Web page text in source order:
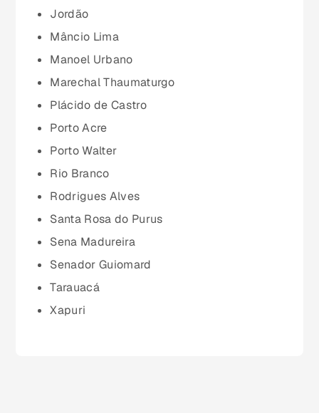
Paraíba (PB)
Paraná (PR)
Jordão
Mâncio Lima
Manoel Urbano
Marechal Thaumaturgo
Plácido de Castro
Porto Acre
Porto Walter
Rio Branco
Rodrigues Alves
Santa Rosa do Purus
Sena Madureira
Senador Guiomard
Tarauacá
Xapuri